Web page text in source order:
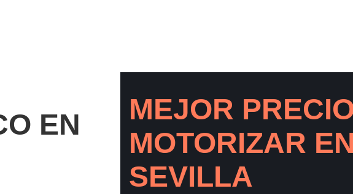
EN
MEJOR
MOTORIZAR EN
SEVILLA